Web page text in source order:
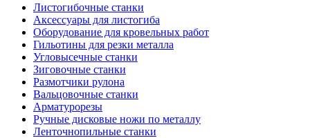
Листогибочные станки
Аксессуары для листогиба
Оборудование для кровельных работ
Гильотины для резки металла
Угловысечные станки
Зиговочные станки
Размотчики рулона
Вальцовочные станки
Арматурорезы
Ручные дисковые ножи по металлу
Ленточнопильные станки